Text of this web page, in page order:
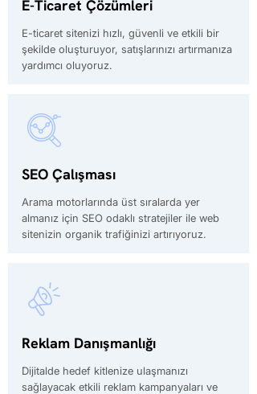
E-Ticaret Çözümleri
E-ticaret sitenizi hızlı, güvenli ve etkili bir
şekilde oluşturuyor, satışlarınızı artırmanıza
yardımcı oluyoruz.
SEO Çalışması
Arama motorlarında üst sıralarda yer
almanız için SEO odaklı stratejiler ile web
sitenizin organik trafiğinizi artırıyoruz.
Reklam Danışmanlığı
Dijitalde hedef kitlenize ulaşmanızı
sağlayacak etkili reklam kampanyaları ve